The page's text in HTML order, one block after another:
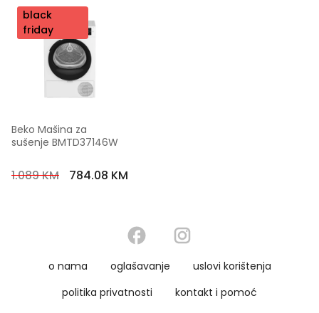
nov
o
black
friday
Beko Mašina za
sušenje BMTD37146W
1.089 KM 784.08 KM
o nama oglašavanje
uslovi korištenja
politika privatnosti
kontakt i pomoć